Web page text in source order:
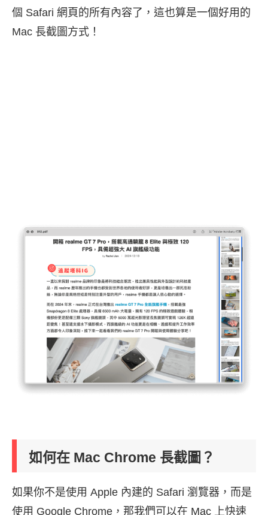
個 Safari 網頁的所有內容了，這也算是一個好用的
Mac 長截圖方式！
如何在 Mac Chrome 長截圖？
如果你不是使用 Apple 內建的 Safari 瀏覽器，而是
使用 Google Chrome，那我們可以在 Mac 上快速